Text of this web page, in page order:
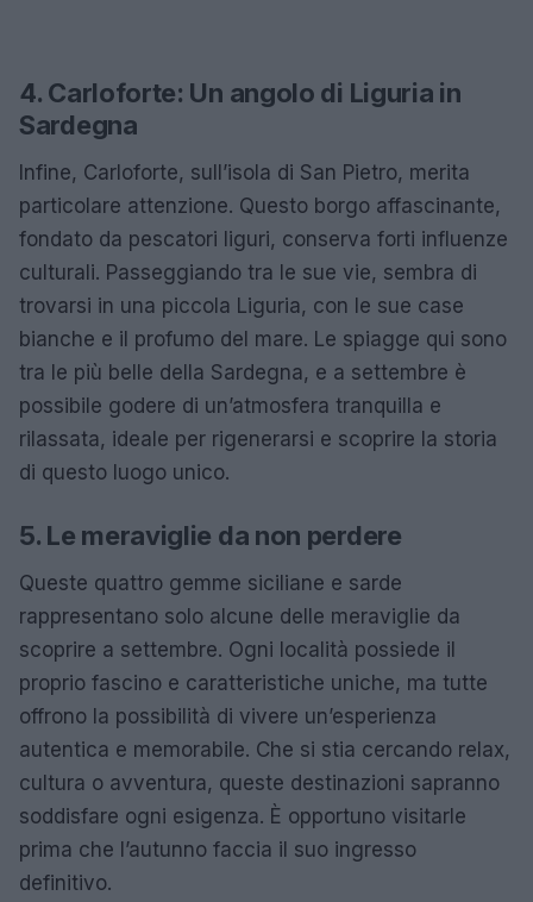
4. Carloforte: Un angolo di Liguria in
Sardegna
Infine, Carloforte, sull’isola di San Pietro, merita
particolare attenzione. Questo borgo affascinante,
fondato da pescatori liguri, conserva forti influenze
culturali. Passeggiando tra le sue vie, sembra di
trovarsi in una piccola Liguria, con le sue case
bianche e il profumo del mare. Le spiagge qui sono
tra le più belle della Sardegna, e a settembre è
possibile godere di un’atmosfera tranquilla e
rilassata, ideale per rigenerarsi e scoprire la storia
di questo luogo unico.
5. Le meraviglie da non perdere
Queste quattro gemme siciliane e sarde
rappresentano solo alcune delle meraviglie da
scoprire a settembre. Ogni località possiede il
proprio fascino e caratteristiche uniche, ma tutte
offrono la possibilità di vivere un’esperienza
autentica e memorabile. Che si stia cercando relax,
cultura o avventura, queste destinazioni sapranno
soddisfare ogni esigenza. È opportuno visitarle
prima che l’autunno faccia il suo ingresso
definitivo.